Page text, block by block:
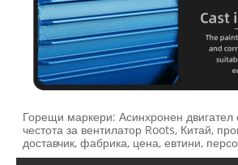
Горещи маркери: Асинхронен
честота за вентилатор Roots, Китай,
доставчик, фабрика, цена, евтини,